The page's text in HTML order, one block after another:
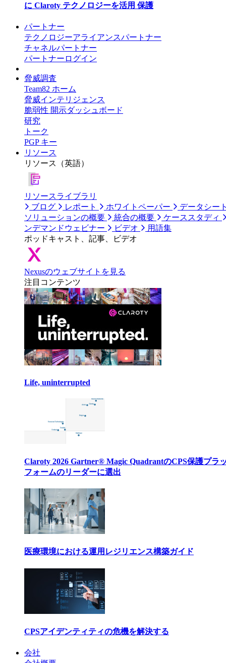
に Claroty テクノロジーを活用 保護
パートナー
テクノロジーアライアンスパートナー
チャネルパートナー
パートナーログイン
脅威調査
Team82 ホーム
脅威インテリジェンス
脆弱性 開示ダッシュボード
研究
トーク
PGP キー
リソース
リソース（英語）
リソースライブラリ
ブログ
レポート ホワイトペーパー
データシー
ソリューションの概要
統合の概要
ケーススタディ
ンデマンドウェビナー
ビデオ
用語集
ポッドキャスト、記事、ビデオ
Nexusのウェブサイトを見る
注目コンテンツ
Life, uninterrupted
Claroty 2026 Gartner® Magic QuadrantのCPS保護プラ
フォームのリーダーに選出
医療環境における運用レジリエンス構築ガイド
CPSアイデンティティの危機を解決する
会社